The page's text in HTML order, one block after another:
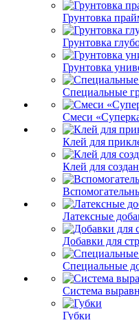
Грунтовка
Грунтовка
Грунтовка
Специальные
Смеси
Клей для
Клей для
Латексные
Добавки для
Специальные
Система
Губки